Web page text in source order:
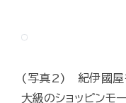
(写真2) 紀伊國屋書
大級のショッピン